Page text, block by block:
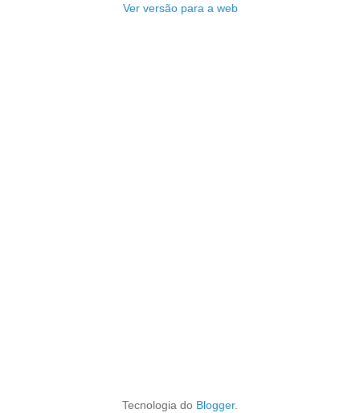
Ver versão para a web
Tecnologia do Blogger.